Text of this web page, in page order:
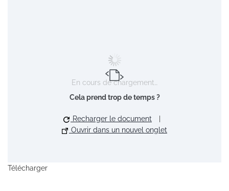
En cours de chargement…
Cela prend trop de temps ?
Recharger le document
Ouvrir dans un nouvel onglet
Télécharger